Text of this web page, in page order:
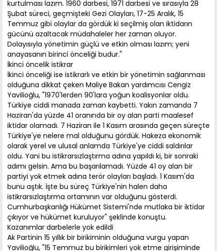
kurtulması lazım. 1960 darbesi, 1971 darbesi ve sırasıyla 28
Şubat süreci, geçmişteki Gezi Olayları, 17-25 Aralık, 15
Temmuz gibi olaylar da gördük ki seçilmiş olan iktidarın
gücünü azaltacak müdahaleler her zaman oluyor.
Dolayısıyla yönetimin güçlü ve etkin olması lazım; yeni
anayasanın birinci önceliği budur."
İkinci öncelik istikrar
İkinci önceliği ise istikrarlı ve etkin bir yönetimin sağlanması
olduğuna dikkat çeken Maliye Bakan yardımcısı Cengiz
Yavilioğlu, "1970'lerden 90'lara yoğun koalisyonlar oldu.
Türkiye ciddi manada zaman kaybetti. Yakın zamanda 7
Haziran'da yüzde 41 oranında bir oy alan parti maalesef
iktidar olamadı. 7 Haziran ile 1 Kasım arasında geçen süreçte
Türkiye'ye nelere mal olduğunu gördük. Hakeza ekonomik
olarak yerel ve ulusal anlamda Türkiye'ye ciddi saldırılar
oldu. Yani bu istikrarsızlaştırma adına yapıldı ki, bir sonraki
adımı gelsin. Ama bu başarılamadı. Yüzde 41 oy alan bir
partiyi yok etmek adına terör olayları başladı. 1 Kasım'da
bunu aştık. İşte bu süreç Türkiye'nin halen daha
istikrarsızlaştırma ortamının var olduğunu gösterdi.
Cumhurbaşkanlığı Hükümet Sistemi'nde mutlaka bir iktidar
çıkıyor ve hükümet kuruluyor" şeklinde konuştu.
Kazanımlar darbelerle yok edildi
Ak Partinin 15 yıllık bir birikiminin olduğuna vurgu yapan
Yavilioğlu, "15 Temmuz bu birikimleri yok etme girişiminde